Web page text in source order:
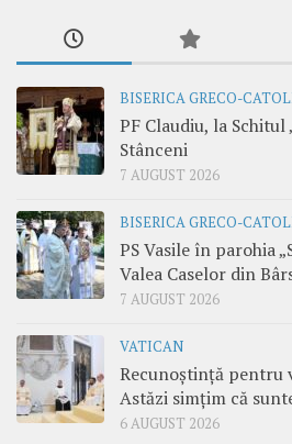
BISERICA GRECO-
PF Claudiu, la Schitul
Stânceni
7 AUGUST 2026
BISERICA GRECO-
PS Vasile în parohia
Valea Caselor din
7 AUGUST 2026
VATICAN
Recunoștință pentru
Astăzi simțim că
6 AUGUST 2026